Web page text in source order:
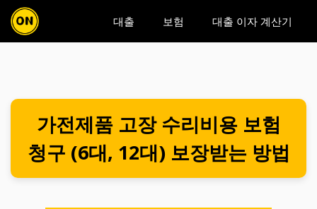
컨
텐
로
대출 보험 대출 이자 계산기
가전제품 고장 수리비용 보험
청구 (6대, 12대) 보장받는 방법